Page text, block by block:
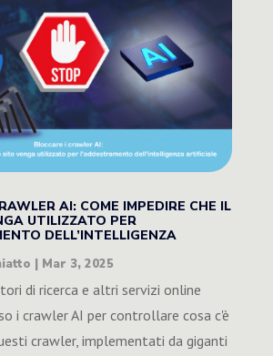
AI: COME IMPEDIRE CHE IL
UTILIZZATO PER
DELL’INTELLIGENZA
Mar 3, 2025
di ricerca e altri servizi online
i crawler AI per controllare cosa c'è
crawler, implementati da giganti